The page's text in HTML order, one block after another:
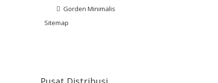
Gorden Minimalis
Sitemap